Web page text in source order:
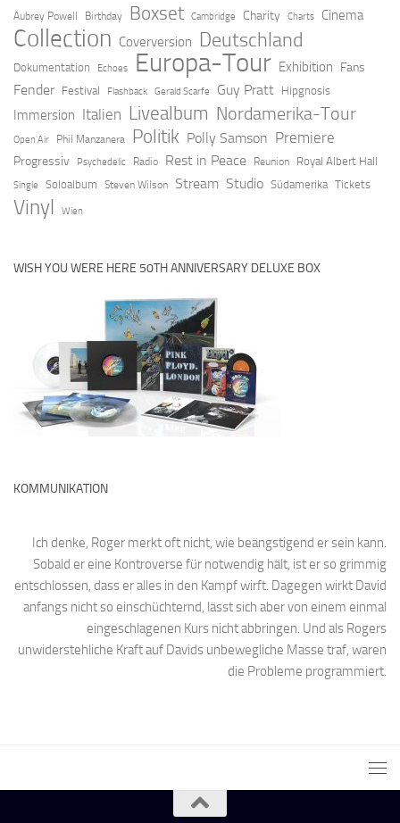
Aubrey Powell Birthday Boxset Cambridge Charity Charts Cinema
Collection Coverversion Deutschland
Dokumentation Echoes Europa-Tour Exhibition Fans
Fender Festival Flashback Gerald Scarfe Guy Pratt Hipgnosis
Immersion Italien Livealbum Nordamerika-Tour
Open Air Phil Manzanera Politik Polly Samson Premiere
Progressiv Psychedelic Radio Rest in Peace Reunion Royal Albert Hall
Single Soloalbum Steven Wilson Stream Studio Südamerika Tickets
Vinyl Wien
WISH YOU WERE HERE 50TH ANNIVERSARY DELUXE BOX
KOMMUNIKATION
Ich denke, Roger merkt oft nicht, wie beängstigend er sein kann.
Sobald er eine Kontroverse für notwendig hält, ist er so grimmig
entschlossen, dass er alles in den Kampf wirft. Dagegen wirkt David
anfangs nicht so einschüchternd, lässt sich aber von einem einmal
eingeschlagenen Kurs nicht abbringen. Und als Rogers
unwiderstehliche Kraft auf Davids unbewegliche Masse traf, waren
die Probleme programmiert.